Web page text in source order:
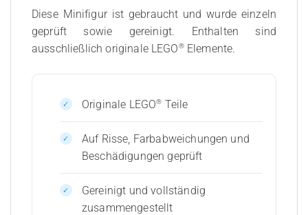
Diese Minifigur ist gebraucht und wurde einzeln
geprüft sowie gereinigt. Enthalten sind
ausschließlich originale LEGO®Elemente.
Originale LEGO® Teile
Auf Risse, Farbabweichungen und
Beschädigungen geprüft
Gereinigt und vollständig
zusammengestellt